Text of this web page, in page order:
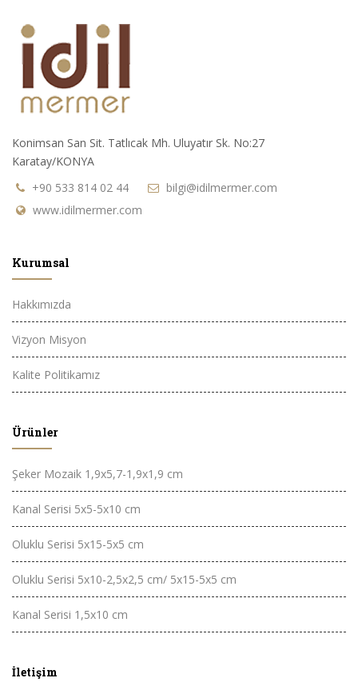
Konimsan San Sit. Tatlıcak Mh. Uluyatır Sk. No:27
Karatay/KONYA
+90 533 814 02 44
bilgi@idilmermer.com
www.idilmermer.com
Kurumsal
Hakkımızda
Vizyon Misyon
Kalite Politikamız
Ürünler
Şeker Mozaik 1,9x5,7-1,9x1,9 cm
Kanal Serisi 5x5-5x10 cm
Oluklu Serisi 5x15-5x5 cm
Oluklu Serisi 5x10-2,5x2,5 cm/ 5x15-5x5 cm
Kanal Serisi 1,5x10 cm
İletişim